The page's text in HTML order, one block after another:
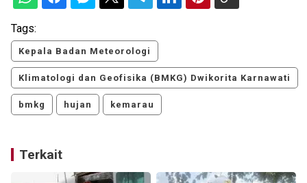
Tags:
Kepala Badan Meteorologi
Klimatologi dan Geofisika (BMKG) Dwikorita Karnawati
bmkg hujan kemarau
Terkait